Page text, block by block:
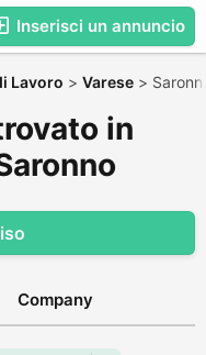
Inserisci un annuncio
Lavoro > Varese >
in
Company